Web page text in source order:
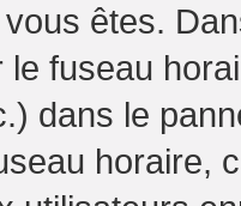
êtes.
le fuseau
dans le
horaire,